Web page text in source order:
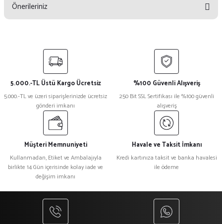
Yorum Yaz
Önerileriniz
yetersiz gördüğünüz noktaları öneri formunu kullanarak tarafımıza
Görüş ve önerileriniz için teşekkür ederiz.
Ürün resmi kalitesiz, bozuk veya görüntülenemiyor.
Ürün açıklamasında eksik bilgiler bulunuyor.
Ürün bilgilerinde hatalar bulunuyor.
Ürün fiyatı diğer sitelerden daha pahalı.
Bu ürüne benzer farklı alternatifler olmalı.
5.000.-TL Üstü Kargo Ücretsiz
5.000.-TL ve üzeri siparişlerinizde ücretsiz
gönderi imkanı
%100 Güvenli Alışveriş
250 Bit SSL Sertifikası ile %100 güvenli
alışveriş
Müşteri Memnuniyeti
Kullanmadan, Etiket ve Ambalajıyla
birlikte 14 Gün içerisinde kolay iade ve
değişim imkanı
Havale ve Taksit İmkanı
Kredi kartınıza taksit ve banka havalesi
ile ödeme